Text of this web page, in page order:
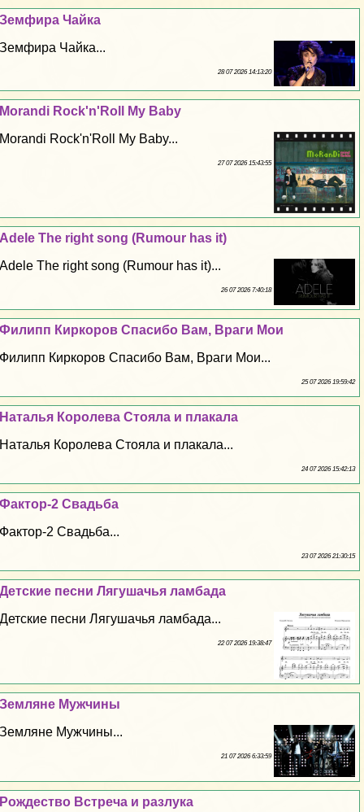
Земфира Чайка
Земфира Чайка...
28 07 2026 14:13:20
Morandi Rock'n'Roll My Baby
Morandi Rock'n'Roll My Baby...
27 07 2026 15:43:55
Adele The right song (Rumour has it)
Adele The right song (Rumour has it)...
26 07 2026 7:40:18
Филипп Киркоров Спасибо Вам, Враги Мои
Филипп Киркоров Спасибо Вам, Враги Мои...
25 07 2026 19:59:42
Наталья Королева Стояла и плакала
Наталья Королева Стояла и плакала...
24 07 2026 15:42:13
Фактор-2 Свадьба
Фактор-2 Свадьба...
23 07 2026 21:30:15
Детские песни Лягушачья ламбада
Детские песни Лягушачья ламбада...
22 07 2026 19:38:47
Земляне Мужчины
Земляне Мужчины...
21 07 2026 6:33:59
Рождество Встреча и разлука